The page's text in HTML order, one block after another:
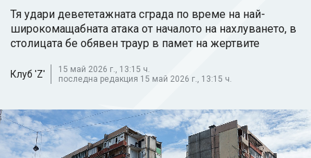
Тя удари девететажната сграда по време на най-
широкомащабната атака от началото на нахлуването, в
столицата бе обявен траур в памет на жертвите
Клуб 'Z'
15 май 2026 г., 13:15 ч.
последна редакция 15 май 2026 г., 13:15 ч.